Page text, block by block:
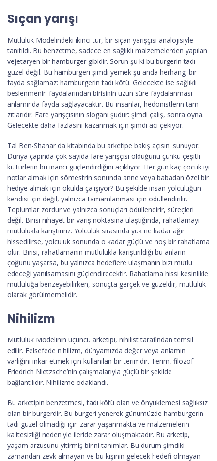
Sıçan yarışı
Mutluluk Modelindeki ikinci tür, bir sıçan yarışçısı analojisiyle
tanıtıldı. Bu benzetme, sadece en sağlıklı malzemelerden yapılan
vejetaryen bir hamburger gibidir. Sorun şu ki bu burgerin tadı
güzel değil. Bu hamburgeri şimdi yemek şu anda herhangi bir
fayda sağlamaz: hamburgerin tadı kötü. Gelecekte ise sağlıklı
beslenmenin faydalarından birisinin uzun süre faydalanması
anlamında fayda sağlayacaktır. Bu insanlar, hedonistlerin tam
zıtlarıdır. Fare yarışçısının sloganı şudur: şimdi çalış, sonra oyna.
Gelecekte daha fazlasını kazanmak için şimdi acı çekiyor.
Tal Ben-Shahar da kitabında bu arketipe bakış açısını sunuyor.
Dünya çapında çok sayıda fare yarışçısı olduğunu çünkü çeşitli
kültürlerin bu inancı güçlendirdiğini açıklıyor. Her gün kaç çocuk iyi
notlar almak için sömestrin sonunda anne veya babadan özel bir
hediye almak için okulda çalışıyor? Bu şekilde insan yolculuğun
kendisi için değil, yalnızca tamamlanması için ödüllendirilir.
Toplumlar zordur ve yalnızca sonuçları ödüllendirir, süreçleri
değil. Birisi nihayet bir varış noktasına ulaştığında, rahatlamayı
mutlulukla karıştırırız. Yolculuk sırasında yük ne kadar ağır
hissedilirse, yolculuk sonunda o kadar güçlü ve hoş bir rahatlama
olur. Birisi, rahatlamanın mutlulukla karıştırıldığı bu anların
çoğunu yaşarsa, bu yalnızca hedeflere ulaşmanın bizi mutlu
edeceği yanılsamasını güçlendirecektir. Rahatlama hissi kesinlikle
mutluluğa benzeyebilirken, sonuçta gerçek ve güzeldir, mutluluk
olarak görülmemelidir.
Nihilizm
Mutluluk Modelinin üçüncü arketipi, nihilist tarafından temsil
edilir. Felsefede nihilizm, dünyamızda değer veya anlamın
varlığını inkar etmek için kullanılan bir terimdir. Terim, filozof
Friedrich Nietzsche’nin çalışmalarıyla güçlü bir şekilde
bağlantılıdır. Nihilizme odaklandı.
Bu arketipin benzetmesi, tadı kötü olan ve önyüklemesi sağlıksız
olan bir burgerdir. Bu burgeri yenerek günümüzde hamburgerin
tadı güzel olmadığı için zarar yaşanmakta ve malzemelerin
kalitesizliği nedeniyle ileride zarar oluşmaktadır. Bu arketip,
yaşam arzusunu yitirmiş birini tanımlar. Bu durum şimdiki
zamandan zevk almayan ve bu kişinin gelecek hedefi olmayan